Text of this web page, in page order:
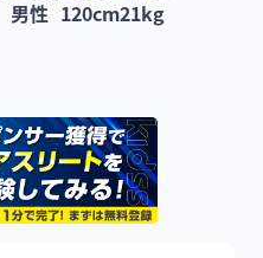
男性 120cm21kg